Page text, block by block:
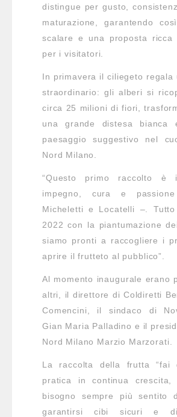
distingue per gusto,
maturazione, garantendo
scalare e una proposta ricca
per i visitatori.
In primavera il ciliegeto regala
straordinario: gli alberi si
circa 25 milioni di fiori,
una grande distesa bianca
paesaggio suggestivo nel
Nord Milano.
“Questo primo raccolto è
impegno, cura e
Micheletti e Locatelli –.
2022 con la piantumazione
siamo pronti a raccogliere i
aprire il frutteto al pubblico”.
Al momento inaugurale erano
altri, il direttore di Coldiretti
Comencini, il sindaco di
Gian Maria Palladino e il
Nord Milano Marzio Marzorati.
La raccolta della frutta “fai
pratica in continua crescita,
bisogno sempre più sentito
garantirsi cibi sicuri e